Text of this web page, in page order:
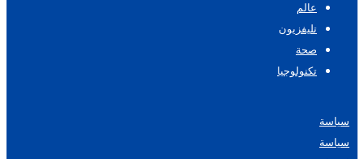
عالم
تليفزيون
صحة
تكنولوجيا
سياسة
سياسة